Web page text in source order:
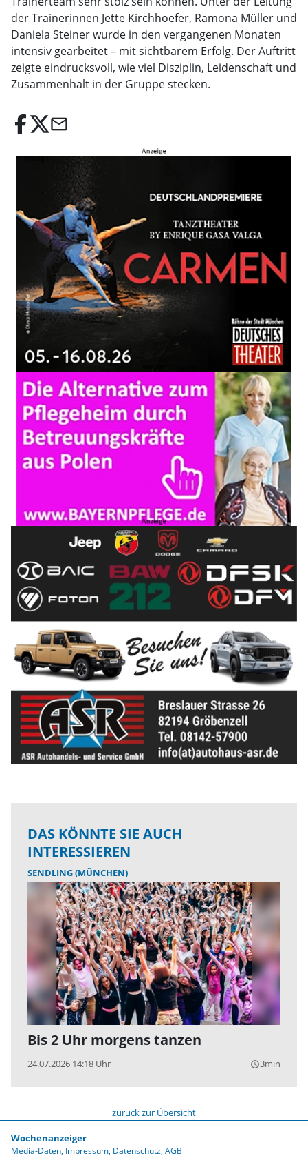
der Trainerinnen Jette Kirchhoefer, Ramona Müller und
Daniela Steiner wurde in den vergangenen Monaten
intensiv gearbeitet – mit sichtbarem Erfolg. Der Auftritt
zeigte eindrucksvoll, wie viel Disziplin, Leidenschaft und
Zusammenhalt in der Gruppe stecken.
email
DAS KÖNNTE SIE AUCH
INTERESSIEREN
SENDLING (MÜNCHEN)
Bis 2 Uhr morgens tanzen
24.07.2026 14:18 Uhr query_builder3min
zurück zur Übersicht
Wochenanzeiger
Media-Daten Impressum Datenschutz AGB